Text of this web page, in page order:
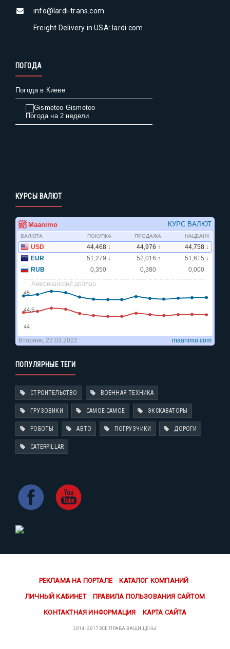
info@lardi-trans.com
Freight Delivery in USA: lardi.com
ПОГОДА
Погода в Киеве
Gismeteo
Погода на 2 недели
КУРСЫ ВАЛЮТ
ПОПУЛЯРНЫЕ ТЕГИ
СТРОИТЕЛЬСТВО ВОЕННАЯ ТЕХНИКА
ГРУЗОВИКИ САМОЕ-САМОЕ ЭКСКАВАТОРЫ
РОБОТЫ АВТО ПОГРУЗЧИКИ ДОРОГИ
CATERPILLAR
РЕКЛАМА НА ПОРТАЛЕ КАТАЛОГ КОМПАНИЙ
ЛИЧНЫЙ КАБИНЕТ ПРАВИЛА ПОЛЬЗОВАНИЯ САЙТОМ
КОНТАКТНАЯ ИНФОРМАЦИЯ КАРТА САЙТА
2014 - 2017 ВСЕ ПРАВА ЗАЩИЩЕНЫ